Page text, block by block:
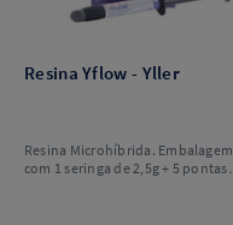
Resina Yflow - Yller
Resina Microhíbrida. Embalagem
com 1 seringa de 2,5g + 5 pontas